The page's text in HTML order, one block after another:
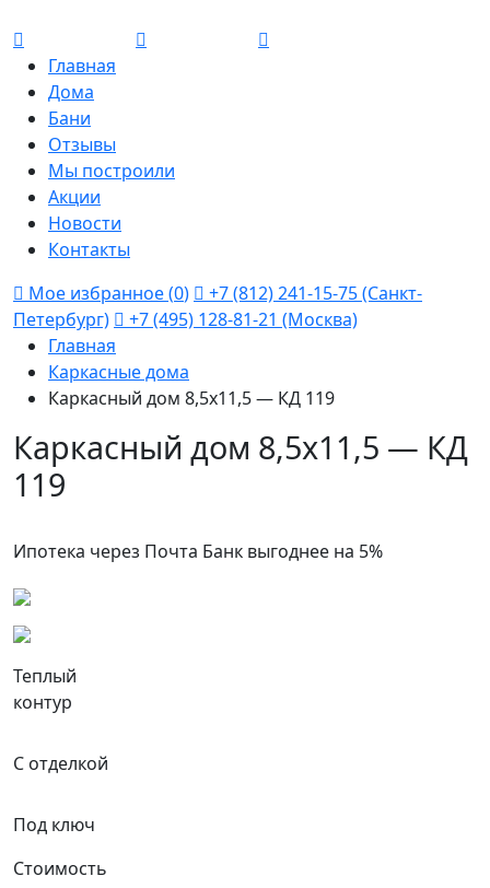
Главная
Дома
Бани
Отзывы
Мы построили
Акции
Новости
Контакты
Мое избранное (0)
+7 (812) 241-15-75 (Санкт-
Петербург)
+7 (495) 128-81-21 (Москва)
Главная
Каркасные дома
Каркасный дом 8,5х11,5 — КД 119
Каркасный дом 8,5х11,5 — КД
119
Ипотека через Почта Банк выгоднее на 5%
Теплый
контур
С отделкой
Под ключ
Стоимость